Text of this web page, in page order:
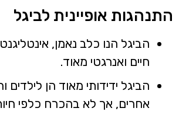
אופיינית לביגל
הביגל הנו כלב נאמן,
חיים ואנרגטי מאוד.
הביגל ידידותי מאוד הן לילדים
אחרים, אך לא בהכרח כלפי